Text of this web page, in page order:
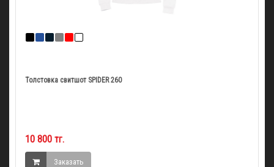
Толстовка свитшот SPIDER 260
10 800 тг.
Заказать